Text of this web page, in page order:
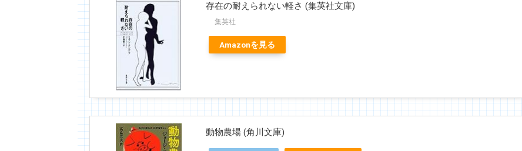
存在の耐えられない軽さ (集英社文庫)
集英社
Amazonを見る
動物農場 (角川文庫)